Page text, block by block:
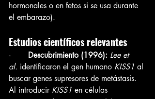
hormonales o en fetos si se usa durante
el embarazo).
Estudios científicos relevantes
· Descubrimiento (1996): Lee et
al. identificaron el gen humano KISS1 al
buscar genes supresores de metástasis.
Al introducir KISS1 en células